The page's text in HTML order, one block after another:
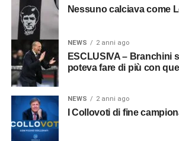
Nessuno calciava come
NEWS 2 anni ago
ESCLUSIVA – Branchini
poteva fare di più con
NEWS 2 anni ago
I Collovoti di fine